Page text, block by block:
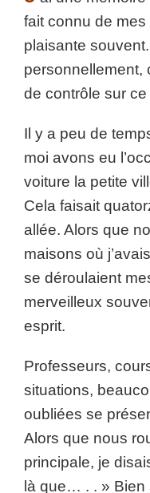
fait connu de
plaisante
personnellement,
de contrôle sur
Il y a peu de
moi avons eu
voiture la petite
Cela faisait
allée. Alors que
maisons où
se déroulaient
merveilleux
esprit.
Professeurs,
situations,
oubliées se
Alors que nous
principale, je
là que… . . » Bien